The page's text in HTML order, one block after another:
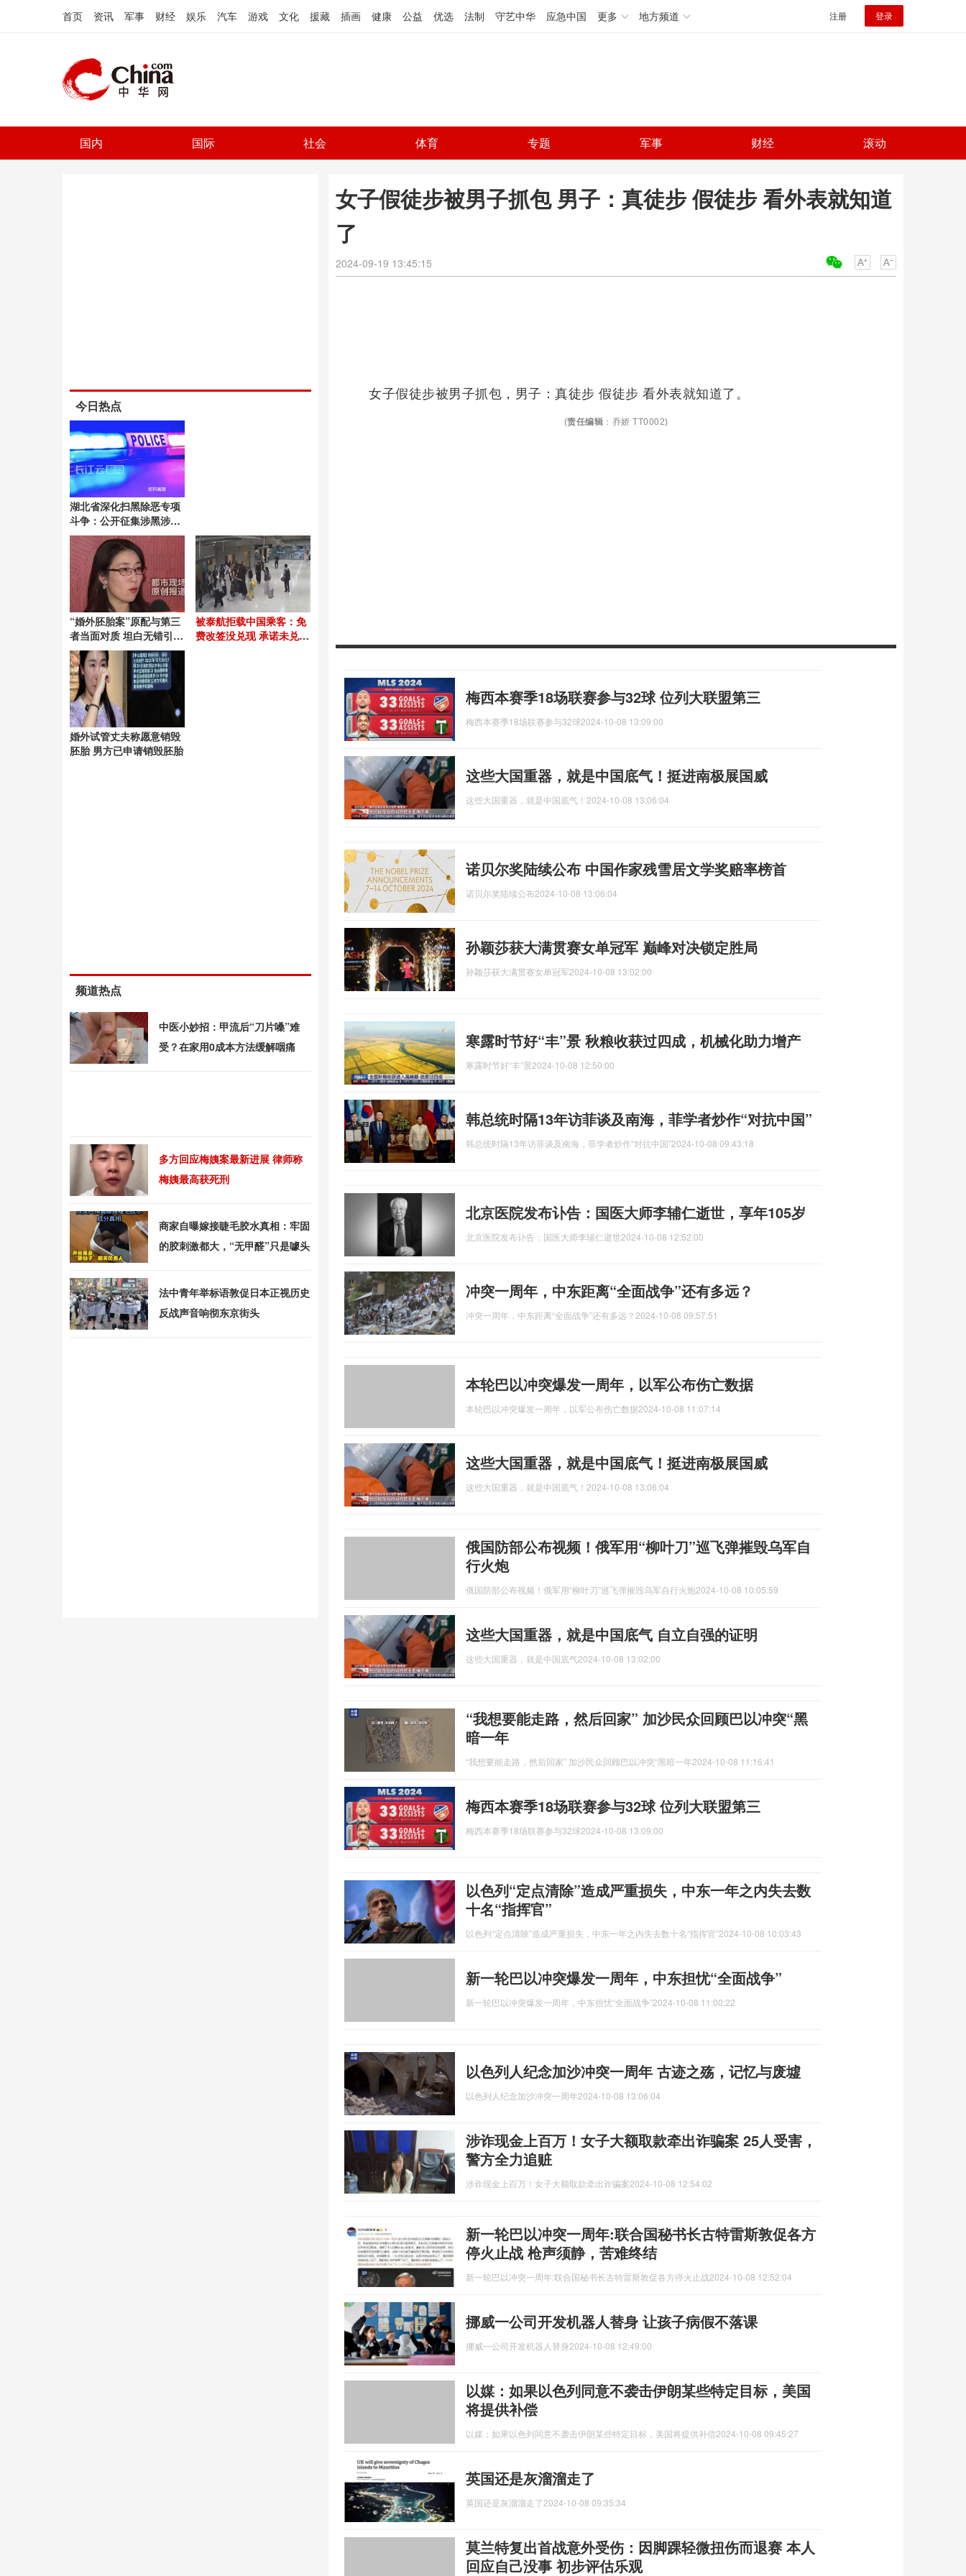
首页 资讯 军事 财经 娱乐 汽车 游戏 文化 援藏 插画 健康 公益 优选 法制 守艺中华 应急中国 更多 地方频道 注册 登录
国内 国际 社会 体育 专题 军事 财经 滚动
女子假徒步被男子抓包 男子：真徒步 假徒步 看外表就知道
了
2024-09-19 13:45:15
女子假徒步被男子抓包，男子：真徒步 假徒步 看外表就知道了。
(责任编辑 ：乔娇 TT0002)
梅西本赛季18场联赛参与32球 位列大联盟第三
梅西本赛季18场联赛参与32球2024-10-08 13:09:00
这些大国重器，就是中国底气！挺进南极展国威
这些大国重器，就是中国底气！ 2024-10-08 13:06:04
诺贝尔奖陆续公布 中国作家残雪居文学奖赔率榜首
诺贝尔奖陆续公布2024-10-08 13:06:04
孙颖莎获大满贯赛女单冠军 巅峰对决锁定胜局
孙颖莎获大满贯赛女单冠军2024-10-08 13:02:00
寒露时节好“丰”景 秋粮收获过四成，机械化助力增产
寒露时节好“丰”景2024-10-08 12:50:00
韩总统时隔13年访菲谈及南海，菲学者炒作“对抗中国”
韩总统时隔13年访菲谈及南海，菲学者炒作“对抗中国”2024-10-08 09:43:18
北京医院发布讣告：国医大师李辅仁逝世，享年105岁
北京医院发布讣告：国医大师李辅仁逝世2024-10-08 12:52:00
冲突一周年，中东距离“全面战争”还有多远？
冲突一周年，中东距离“全面战争”还有多远？ 2024-10-08 09:57:51
本轮巴以冲突爆发一周年，以军公布伤亡数据
本轮巴以冲突爆发一周年，以军公布伤亡数据2024-10-08 11:07:14
这些大国重器，就是中国底气！挺进南极展国威
这些大国重器，就是中国底气！ 2024-10-08 13:06:04
俄国防部公布视频！俄军用“柳叶刀”巡飞弹摧毁乌军自
行火炮
俄国防部公布视频！俄军用“柳叶刀”巡飞弹摧毁乌军自行火炮2024-10-08 10:05:59
这些大国重器，就是中国底气 自立自强的证明
这些大国重器，就是中国底气2024-10-08 13:02:00
“我想要能走路，然后回家” 加沙民众回顾巴以冲突“黑
暗一年
“我想要能走路，然后回家” 加沙民众回顾巴以冲突“黑暗一年2024-10-08 11:16:41
梅西本赛季18场联赛参与32球 位列大联盟第三
梅西本赛季18场联赛参与32球2024-10-08 13:09:00
以色列“定点清除”造成严重损失，中东一年之内失去数
十名“指挥官”
以色列“定点清除”造成严重损失，中东一年之内失去数十名“指挥官”2024-10-08 10:03:43
新一轮巴以冲突爆发一周年，中东担忧“全面战争”
新一轮巴以冲突爆发一周年，中东担忧“全面战争”2024-10-08 11:00:22
以色列人纪念加沙冲突一周年 古迹之殇，记忆与废墟
以色列人纪念加沙冲突一周年2024-10-08 13:06:04
涉诈现金上百万！女子大额取款牵出诈骗案 25人受害，
警方全力追赃
涉诈现金上百万！女子大额取款牵出诈骗案2024-10-08 12:54:02
新一轮巴以冲突一周年:联合国秘书长古特雷斯敦促各方
停火止战 枪声须静，苦难终结
新一轮巴以冲突一周年:联合国秘书长古特雷斯敦促各方停火止战2024-10-08 12:52:04
挪威一公司开发机器人替身 让孩子病假不落课
挪威一公司开发机器人替身2024-10-08 12:49:00
以媒：如果以色列同意不袭击伊朗某些特定目标，美国
将提供补偿
以媒：如果以色列同意不袭击伊朗某些特定目标，美国将提供补偿2024-10-08 09:45:27
英国还是灰溜溜走了
英国还是灰溜溜走了2024-10-08 09:35:34
莫兰特复出首战意外受伤：因脚踝轻微扭伤而退赛 本人
回应自己没事 初步评估乐观
今日热点
湖北省深化扫黑除恶专项
斗争：公开征集涉黑涉恶
举报线索
“婚外胚胎案”原配与第三
者当面对质 坦白无错引发
争议
被泰航拒载中国乘客：免
费改签没兑现 承诺未兑现
婚外试管丈夫称愿意销毁
胚胎 男方已申请销毁胚胎
频道热点
中医小妙招：甲流后“刀片嗓”难
受？在家用0成本方法缓解咽痛
多方回应梅姨案最新进展 律师称
梅姨最高获死刑
商家自曝嫁接睫毛胶水真相：牢固
的胶刺激都大，“无甲醛”只是噱头
法中青年举标语敦促日本正视历史
反战声音响彻东京街头